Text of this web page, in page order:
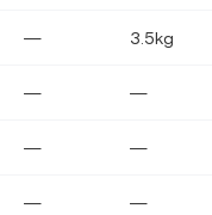
— 3.5kg
— —
— —
— —